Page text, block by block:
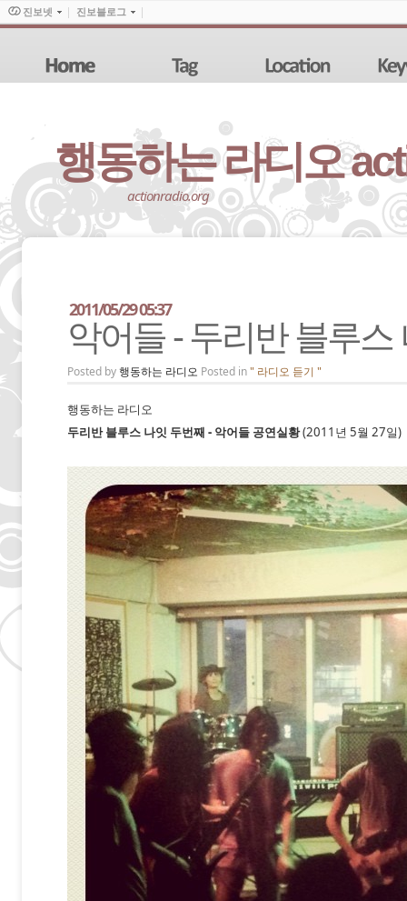
행동하는 라디오
actionradio.org
악어들 - 두리반 블루스
2011/05/29 05:37
Posted by행동하는 라디오 Posted in" 라디오 듣기 "
행동하는 라디오
두리반 블루스 나잇 두번째 - 악어들 공연실황(2011년 5월 27일)
진보넷 진보블로그